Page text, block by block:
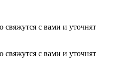
с вами и уточнят
с вами и уточнят